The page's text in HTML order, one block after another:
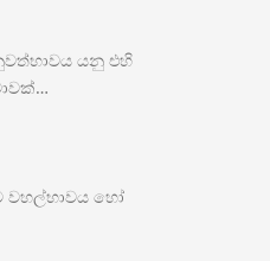
යනු එහි
වහල්භාවය හෝ